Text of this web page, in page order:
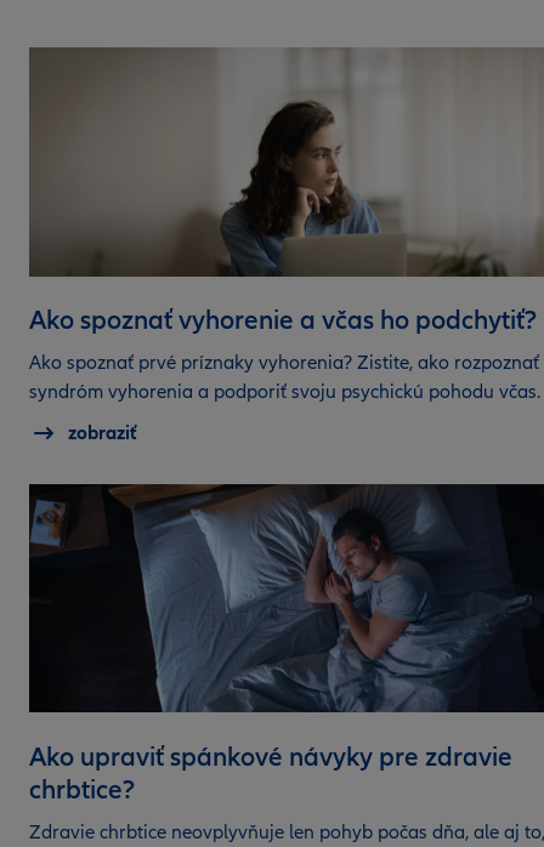
Ako spoznať vyhorenie a včas ho podchytiť?
Ako spoznať prvé príznaky vyhorenia? Zistite, ako rozpoznať
syndróm vyhorenia a podporiť svoju psychickú pohodu včas.
zobraziť
Ako upraviť spánkové návyky pre zdravie
chrbtice?
Zdravie chrbtice neovplyvňuje len pohyb počas dňa, ale aj